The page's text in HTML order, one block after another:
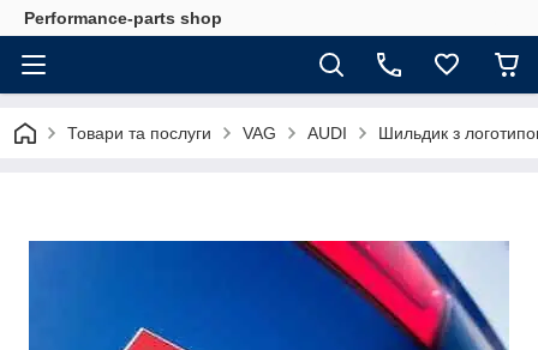
Performance-parts shop
Товари та послуги VAG AUDI Шильдик з